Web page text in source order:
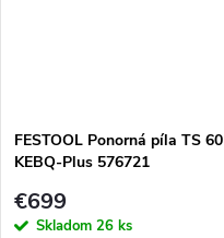
FESTOOL Ponorná píla TS 60
KEBQ-Plus 576721
€699
Skladom 26 ks